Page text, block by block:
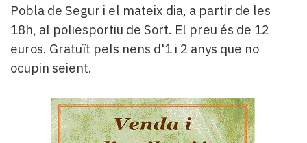
Pobla de Segur i el mateix dia, a partir de les
18h, al poliesportiu de Sort. El preu és de 12
euros. Gratuït pels nens d'1 i 2 anys que no
ocupin seient.